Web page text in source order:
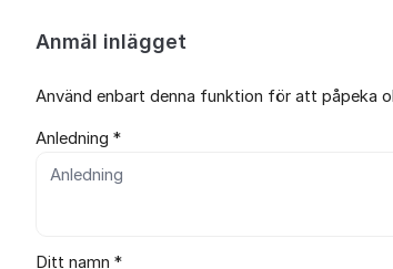
Anmäl inlägget
Använd enbart denna funktion för att påpeka
Anledning *
Ditt namn *